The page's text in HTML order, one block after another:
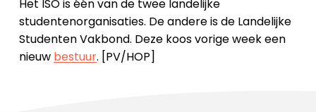
Het ISO is één van de twee landelijke
studentenorganisaties. De andere is de Landelijke
Studenten Vakbond. Deze koos vorige week een
nieuw bestuur. [PV/HOP]